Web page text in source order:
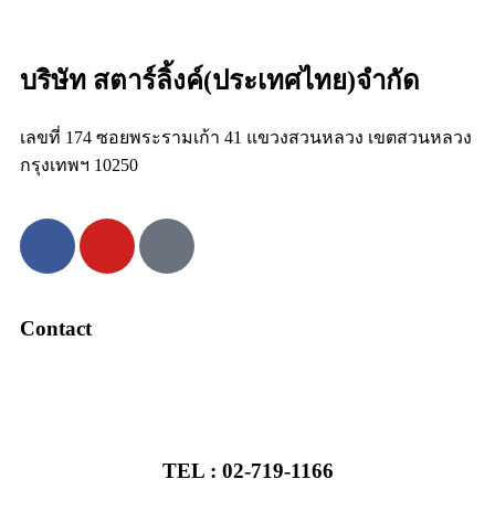
บริษัท สตาร์ลิ้งค์(ประเทศไทย)จำกัด
เลขที่ 174 ซอยพระรามเก้า 41 แขวงสวนหลวง เขตสวนหลวง
กรุงเทพฯ 10250
Contact
TEL : 02-719-1166